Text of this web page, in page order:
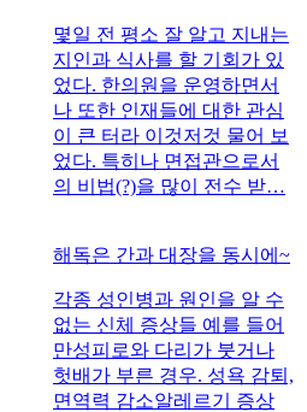
몇일 전 평소 잘 알고 지내는
지인과 식사를 할 기회가 있
었다. 한의원을 운영하면서
나 또한 인재들에 대한 관심
이 큰 터라 이것저것 물어 보
었다. 특히나 면접관으로서
의 비법(?)을 많이 전수 받…
해독은 간과 대장을 동시에~
각종 성인병과 원인을 알 수
없는 신체 증상들 예를 들어
만성피로와 다리가 붓거나
헛배가 부른 경우. 성욕 감퇴,
면역력 감소알레르기 증상